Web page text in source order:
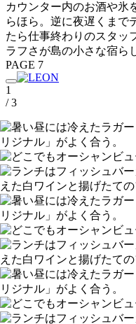
カウンター内のお酒や氷
らほら。逆に夜遅くまで
たら仕事終わりのスタッ
ラフさが島の小さな宿ら
PAGE 7
1
/ 3